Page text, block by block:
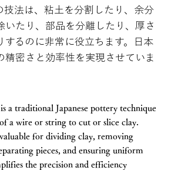
技法は、粘土を分割したり、余分
いたり、部品を分離したり、厚さ
するのに非常に役立ちます。日本
精密さと効率性を実現させていま
a traditional Japanese pottery technique
a wire or string to cut or slice clay.
for dividing clay, removing
pieces, and ensuring uniform
the precision and efficiency